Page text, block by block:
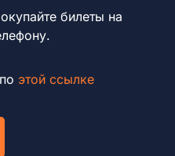
билеты на
этой ссылке